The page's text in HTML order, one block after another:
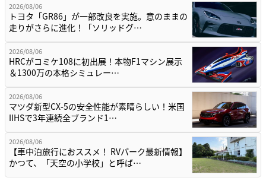
2026/08/06
トヨタ「GR86」が一部改良を実施。意のままの
走りがさらに進化！「ソリッドグ…
2026/08/06
HRCがコミケ108に初出展！本物F1マシン展示
＆1300万の本格シミュレー…
2026/08/06
マツダ新型CX-5の安全性能が素晴らしい！米国
IIHSで3年連続全ブランド1…
2026/08/06
【車中泊旅行におススメ！ RVパーク最新情報】
かつて、「天空の小学校」と呼ば…